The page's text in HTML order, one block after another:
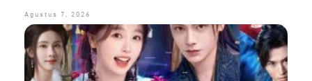
Agustus 7, 2026